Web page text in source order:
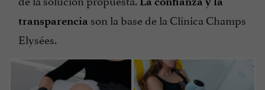
transparencia son la base de la Clínica Champs
Elysées.